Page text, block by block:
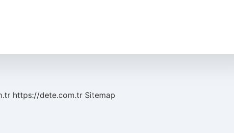
https://dete.com.tr Sitemap